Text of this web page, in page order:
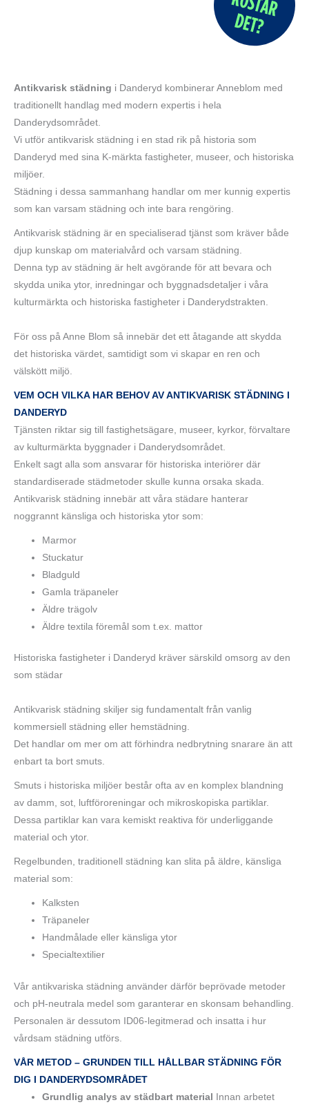
Antikvarisk städning i Danderyd kombinerar Anneblom med
traditionellt handlag med modern expertis i hela
Danderydsområdet.
Vi utför antikvarisk städning i en stad rik på historia som
Danderyd med sina K-märkta fastigheter, museer, och historiska
miljöer.
Städning i dessa sammanhang handlar om mer kunnig expertis
som kan varsam städning och inte bara rengöring.
Antikvarisk städning är en specialiserad tjänst som kräver både
djup kunskap om materialvård och varsam städning.
Denna typ av städning är helt avgörande för att bevara och
skydda unika ytor, inredningar och byggnadsdetaljer i våra
kulturmärkta och historiska fastigheter i Danderydstrakten.
För oss på Anne Blom så innebär det ett åtagande att skydda
det historiska värdet, samtidigt som vi skapar en ren och
välskött miljö.
VEM OCH VILKA HAR BEHOV AV ANTIKVARISK STÄDNING I
DANDERYD
Tjänsten riktar sig till fastighetsägare, museer, kyrkor, förvaltare
av kulturmärkta byggnader i Danderydsområdet.
Enkelt sagt alla som ansvarar för historiska interiörer där
standardiserade städmetoder skulle kunna orsaka skada.
Antikvarisk städning innebär att våra städare hanterar
noggrannt känsliga och historiska ytor som:
Marmor
Stuckatur
Bladguld
Gamla träpaneler
Äldre trägolv
Äldre textila föremål som t.ex. mattor
Historiska fastigheter i Danderyd kräver särskild omsorg av den
som städar
Antikvarisk städning skiljer sig fundamentalt från vanlig
kommersiell städning eller hemstädning.
Det handlar om mer om att förhindra nedbrytning snarare än att
enbart ta bort smuts.
Smuts i historiska miljöer består ofta av en komplex blandning
av damm, sot, luftföroreningar och mikroskopiska partiklar.
Dessa partiklar kan vara kemiskt reaktiva för underliggande
material och ytor.
Regelbunden, traditionell städning kan slita på äldre, känsliga
material som:
Kalksten
Träpaneler
Handmålade eller känsliga ytor
Specialtextilier
Vår antikvariska städning använder därför beprövade metoder
och pH-neutrala medel som garanterar en skonsam behandling.
Personalen är dessutom ID06-legitmerad och insatta i hur
vårdsam städning utförs.
VÅR METOD – GRUNDEN TILL HÅLLBAR STÄDNING FÖR
DIG I DANDERYDSOMRÅDET
Grundlig analys av städbart material
Innan arbetet